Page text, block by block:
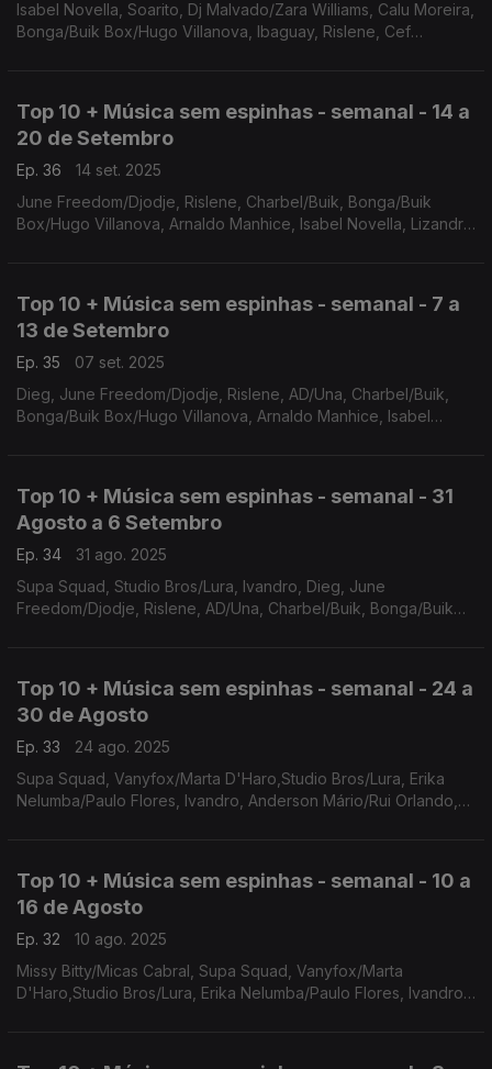
Isabel Novella, Soarito, Dj Malvado/Zara Williams, Calu Moreira,
Bonga/Buik Box/Hugo Villanova, Ibaguay, Rislene, Cef
Top 10 + Música sem espinhas - semanal - 14 a
20 de Setembro
Ep. 36
14 set. 2025
June Freedom/Djodje, Rislene, Charbel/Buik, Bonga/Buik
Box/Hugo Villanova, Arnaldo Manhice, Isabel Novella, Lizandro
Top 10 + Música sem espinhas - semanal - 7 a
13 de Setembro
Ep. 35
07 set. 2025
Dieg, June Freedom/Djodje, Rislene, AD/Una, Charbel/Buik,
Bonga/Buik Box/Hugo Villanova, Arnaldo Manhice, Isabel
Top 10 + Música sem espinhas - semanal - 31
Agosto a 6 Setembro
Ep. 34
31 ago. 2025
Supa Squad, Studio Bros/Lura, Ivandro, Dieg, June
Freedom/Djodje, Rislene, AD/Una, Charbel/Buik, Bonga/Buik
Top 10 + Música sem espinhas - semanal - 24 a
30 de Agosto
Ep. 33
24 ago. 2025
Supa Squad, Vanyfox/Marta D'Haro,Studio Bros/Lura, Erika
Nelumba/Paulo Flores, Ivandro, Anderson Mário/Rui Orlando,
Top 10 + Música sem espinhas - semanal - 10 a
16 de Agosto
Ep. 32
10 ago. 2025
Missy Bitty/Micas Cabral, Supa Squad, Vanyfox/Marta
D'Haro,Studio Bros/Lura, Erika Nelumba/Paulo Flores, Ivandro,